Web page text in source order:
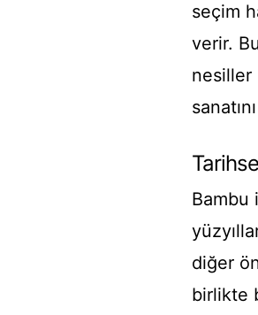
seçim
verir.
nesiller
Bambu
diğer
birlikte